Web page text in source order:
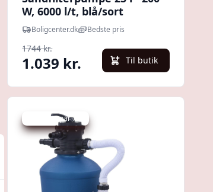
W, 6000 l/t, blå/sort
Boligcenter.dk Bedste pris
1744 kr.
1.039 kr. Til butik
Udsalg - spar 7 %